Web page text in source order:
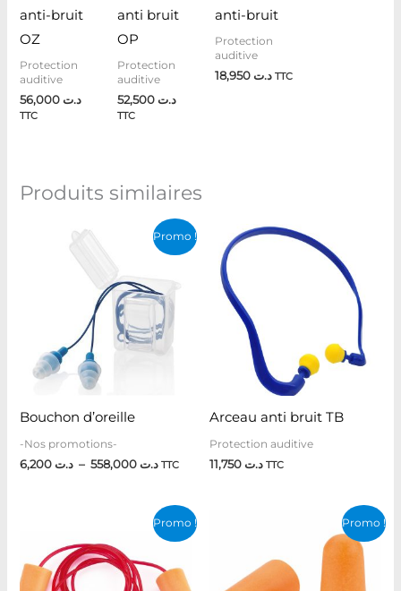
anti-bruit
OZ
Protection
auditive
د.ت56,000
TTC
anti bruit
OP
Protection
auditive
د.ت52,500
TTC
anti-bruit
Protection
auditive
د.ت18,950 TTC
Produits similaires
Promo !
Bouchon d’oreille
-Nos promotions-
د.ت6,200 – د.ت558,000
Plage
de
à
TTC
Arceau anti bruit TB
Protection auditive
د.ت TTC
Promo !
Plage
de
د.ت 1,500
à
Promo !
Plage
prix :
د.ت 0,600